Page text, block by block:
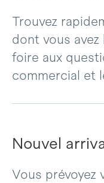
Trouvez
dont vous
foire aux
commercial et
Nouvel
Vous prévoyez